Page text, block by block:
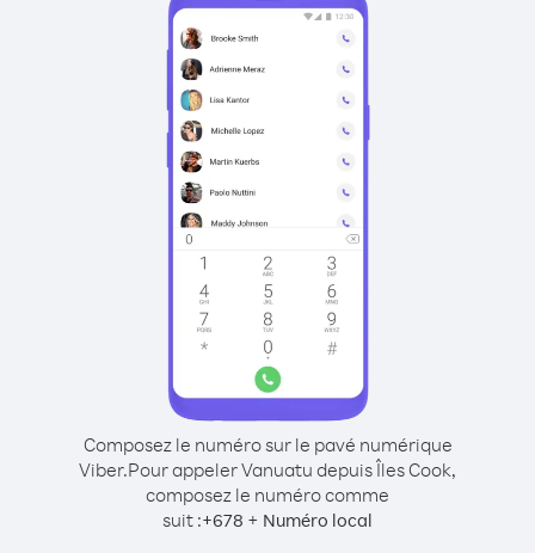
Composez le numéro sur le pavé numérique
Viber.Pour appeler Vanuatu depuis Îles Cook,
composez le numéro comme
suit :+678 + Numéro local